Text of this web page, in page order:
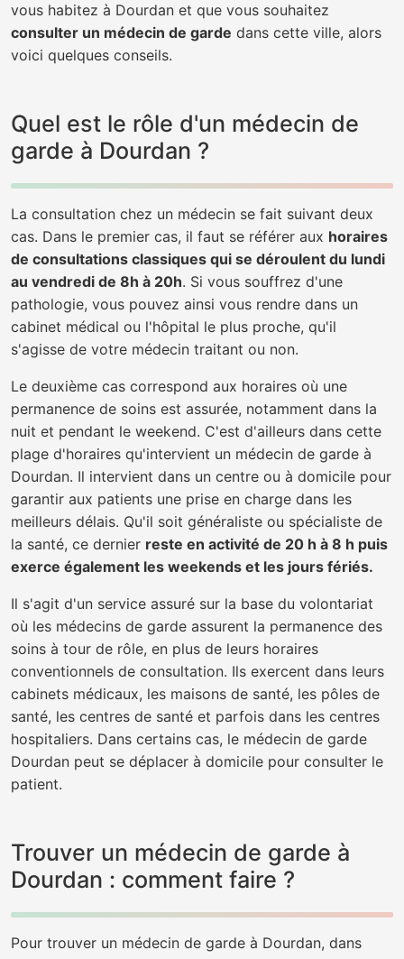
vous habitez à Dourdan et que vous souhaitez
consulter un médecin de garde dans cette ville, alors
voici quelques conseils.
Quel est le rôle d'un médecin de
garde à Dourdan ?
La consultation chez un médecin se fait suivant deux
cas. Dans le premier cas, il faut se référer aux horaires
de consultations classiques qui se déroulent du lundi
au vendredi de 8h à 20h. Si vous souffrez d'une
pathologie, vous pouvez ainsi vous rendre dans un
cabinet médical ou l'hôpital le plus proche, qu'il
s'agisse de votre médecin traitant ou non.
Le deuxième cas correspond aux horaires où une
permanence de soins est assurée, notamment dans la
nuit et pendant le weekend. C'est d'ailleurs dans cette
plage d'horaires qu'intervient un médecin de garde à
Dourdan. Il intervient dans un centre ou à domicile pour
garantir aux patients une prise en charge dans les
meilleurs délais. Qu'il soit généraliste ou spécialiste de
la santé, ce dernier reste en activité de 20 h à 8 h puis
exerce également les weekends et les jours fériés.
Il s'agit d'un service assuré sur la base du volontariat
où les médecins de garde assurent la permanence des
soins à tour de rôle, en plus de leurs horaires
conventionnels de consultation. Ils exercent dans leurs
cabinets médicaux, les maisons de santé, les pôles de
santé, les centres de santé et parfois dans les centres
hospitaliers. Dans certains cas, le médecin de garde
Dourdan peut se déplacer à domicile pour consulter le
patient.
Trouver un médecin de garde à
Dourdan : comment faire ?
Pour trouver un médecin de garde à Dourdan, dans